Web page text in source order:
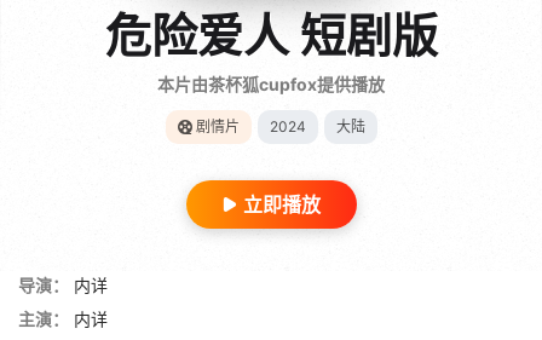
危险爱人 短剧版
本片由茶杯狐cupfox提供播放
剧情片 2024 大陆
立即播放
导演：
内详
主演：
内详